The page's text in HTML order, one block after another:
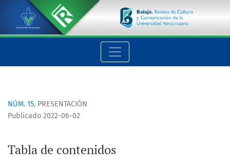
Tabla de contenidos
NÚM. 15, PRESENTACIÓN
Tabla de contenidos
Publicado 2022-06-02